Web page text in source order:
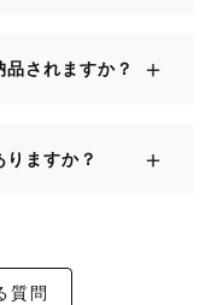
されますか？ ＋
ますか？ ＋
質問